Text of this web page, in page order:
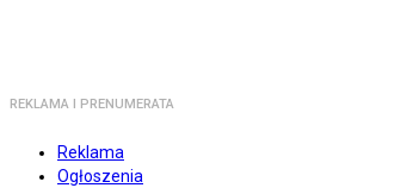
REKLAMA I PRENUMERATA
Reklama
Ogłoszenia